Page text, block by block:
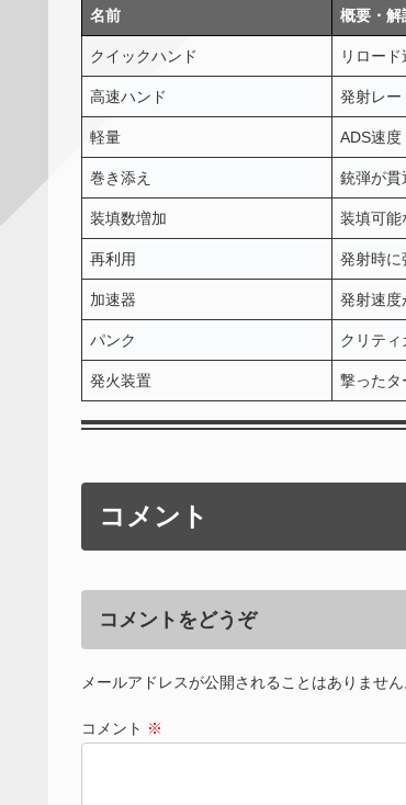
名前 概要・解
クイックハンド リロード
高速ハンド 発射レー
軽量 ADS速度
巻き添え 銃弾が貫
装填数増加 装填可能
再利用 発射時に
加速器 発射速度
パンク クリティ
発火装置 撃ったタ
コメント
コメントをどうぞ
メールアドレスが公開されることはありません
コメント ※